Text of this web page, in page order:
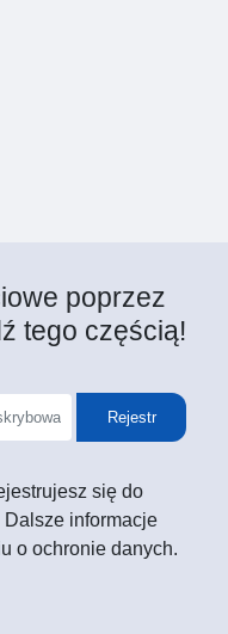
poprzez
tego częścią!
Rejestr
się do
informacje
o ochronie danych.